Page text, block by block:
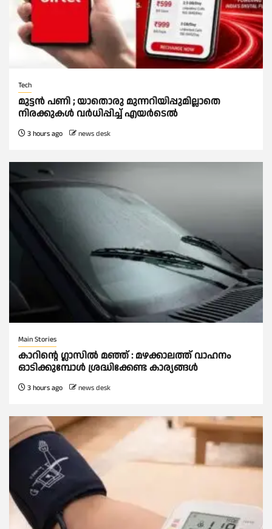
Tech
മുട്ടൻ പണി ; യാതൊരു മുന്നറിയിപ്പുമില്ലാതെ
നിരക്കുകള്‍ വർധിപ്പിച്ച്‌ എയർടെല്‍
3 hours ago news desk
Main Stories
കാറിൻ്റെ ഗ്ലാസിൽ മഞ്ഞ് : മഴക്കാലത്ത് വാഹനം
ഓടിക്കുമ്പോള്‍ ശ്രദ്ധിക്കേണ്ട കാര്യങ്ങൾ
3 hours ago news desk